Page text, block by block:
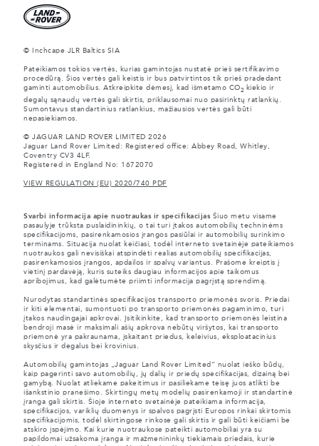
© Inchcape JLR Baltics SIA
Pateikiamos tokios vertės, kurias gamintojas nustatė prieš sertifikavimo
procedūrą. Šios vertės gali keistis ir bus patvirtintos tik prieš pradedant
gaminti automobilius. Atkreipkite dėmesį, kad išmetamo CO2
kiekio ir
degalų sąnaudų vertės gali skirtis, priklausomai nuo pasirinktų ratlankių.
Sumontavus standartinius ratlankius, mažiausios vertės gali būti
nepasiekiamos.
© JAGUAR LAND ROVER LIMITED 2026
Jaguar Land Rover Limited: Registered office: Abbey Road, Whitley,
Coventry CV3 4LF.
Registered in England No: 1672070
VIEW REGULATION (EU) 2020/740 PDF
Svarbi informacija apie nuotraukas ir specifikacijasŠiuo metu visame
pasaulyje trūksta puslaidininkių, o tai turi įtakos automobilių techninėms
specifikacijoms, pasirenkamosios įrangos pasiūlai ir automobilių surinkimo
terminams. Situacija nuolat keičiasi, todėl interneto svetainėje pateikiamos
nuotraukos gali nevisiškai atspindėti realias automobilių specifikacijas,
pasirenkamosios įrangos, apdailos ir spalvų variantus. Prašome kreiptis į
vietinį pardavėją, kuris suteiks daugiau informacijos apie taikomus
apribojimus, kad galėtumėte priimti informacija pagrįstą sprendimą.
Nurodytas standartinės specifikacijos transporto priemonės svoris. Priedai
ir kiti elementai, sumontuoti po transporto priemonės pagaminimo, turi
įtakos naudingajai apkrovai. Įsitikinkite, kad transporto priemonės leistina
bendroji masė ir maksimali ašių apkrova nebūtų viršytos, kai transporto
priemonė yra pakraunama, įskaitant priedus, keleivius, eksploatacinius
skysčius ir degalus bei krovinius.
Automobilių gamintojas „Jaguar Land Rover Limited“ nuolat ieško būdų,
kaip pagerinti savo automobilių, jų dalių ir priedų specifikacijas, dizainą bei
gamybą. Nuolat atliekame pakeitimus ir pasiliekame teisę juos atlikti be
išankstinio pranešimo. Skirtingų metų modelių pasirenkamoji ir standartinė
įranga gali skirtis. Šioje interneto svetainėje pateikiama informacija,
specifikacijos, variklių duomenys ir spalvos pagrįsti Europos rinkai skirtomis
specifikacijomis, todėl skirtingose rinkose gali skirtis ir gali būti keičiami be
atskiro įspėjimo. Kai kurie nuotraukose pateikti automobiliai yra su
papildomai užsakoma įranga ir mažmenininkų tiekiamais priedais, kurie